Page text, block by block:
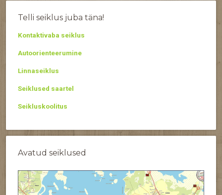
Telli seiklus juba täna!
Kontaktivaba seiklus
Autoorienteerumine
Linnaseiklus
Seiklused saartel
Seikluskoolitus
Avatud seiklused